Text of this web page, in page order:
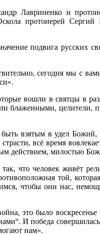
Лавриненко и
протоиерей
подвига русских
сегодня мы с
вошли в святцы в
блаженными, целители,
взятым в удел Божий,
всё время
действием, милостью
что человек живёт
той,
чтобы они нас,
это было воскресенье
И победа
нам».